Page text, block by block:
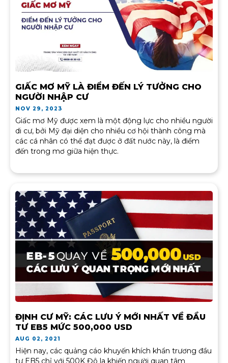
GIẤC MƠ MỸ LÀ ĐIỂM ĐẾN LÝ TƯỞNG CHO
NGƯỜI NHẬP CƯ
NOV 29, 2023
Giấc mơ Mỹ được xem là một động lực cho nhiều người
di cư, bởi Mỹ đại diện cho nhiều cơ hội thành công mà
các cá nhân có thể đạt được ở đất nước này, là điểm
đến trong mơ giữa hiện thực.
ĐỊNH CƯ MỸ: CÁC LƯU Ý MỚI NHẤT VỀ ĐẦU
TƯ EB5 MỨC 500,000 USD
AUG 02, 2021
Hiện nay, các quảng cáo khuyến khích khẩn trương đầu
tư EB5 chỉ với 500K Đô la khiến người quan tâm